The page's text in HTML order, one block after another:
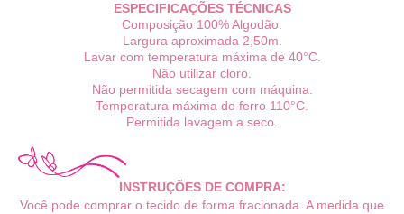
ESPECIFICAÇÕES TÉCNICAS
Composição 100% Algodão.
Largura aproximada 2,50m.
Lavar com temperatura máxima de 40°C.
Não utilizar cloro.
Não permitida secagem com máquina.
Temperatura máxima do ferro 110°C.
Permitida lavagem a seco.
INSTRUÇÕES DE COMPRA:
Você pode comprar o tecido de forma fracionada. A medida que